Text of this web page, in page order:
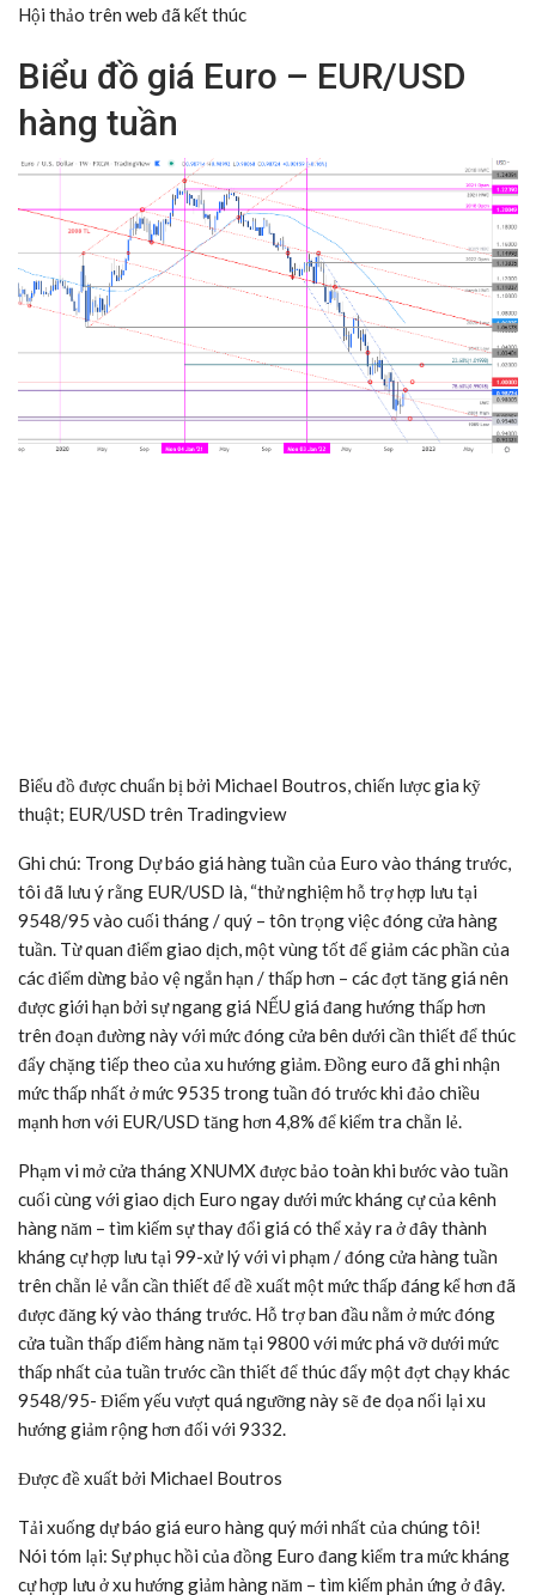
Hội thảo trên web đã kết thúc
Biểu đồ giá Euro – EUR/USD
hàng tuần
Biểu đồ được chuẩn bị bởi Michael Boutros, chiến lược gia kỹ
thuật; EUR/USD trên Tradingview
Ghi chú: Trong Dự báo giá hàng tuần của Euro vào tháng trước,
tôi đã lưu ý rằng EUR/USD là, “thử nghiệm hỗ trợ hợp lưu tại
9548/95 vào cuối tháng / quý – tôn trọng việc đóng cửa hàng
tuần. Từ quan điểm giao dịch, một vùng tốt để giảm các phần của
các điểm dừng bảo vệ ngắn hạn / thấp hơn – các đợt tăng giá nên
được giới hạn bởi sự ngang giá NẾU giá đang hướng thấp hơn
trên đoạn đường này với mức đóng cửa bên dưới cần thiết để thúc
đẩy chặng tiếp theo của xu hướng giảm. Đồng euro đã ghi nhận
mức thấp nhất ở mức 9535 trong tuần đó trước khi đảo chiều
mạnh hơn với EUR/USD tăng hơn 4,8% để kiểm tra chẵn lẻ.
Phạm vi mở cửa tháng XNUMX được bảo toàn khi bước vào tuần
cuối cùng với giao dịch Euro ngay dưới mức kháng cự của kênh
hàng năm – tìm kiếm sự thay đổi giá có thể xảy ra ở đây thành
kháng cự hợp lưu tại 99-xử lý với vi phạm / đóng cửa hàng tuần
trên chẵn lẻ vẫn cần thiết để đề xuất một mức thấp đáng kể hơn đã
được đăng ký vào tháng trước. Hỗ trợ ban đầu nằm ở mức đóng
cửa tuần thấp điểm hàng năm tại 9800 với mức phá vỡ dưới mức
thấp nhất của tuần trước cần thiết để thúc đẩy một đợt chạy khác
9548/95- Điểm yếu vượt quá ngưỡng này sẽ đe dọa nối lại xu
hướng giảm rộng hơn đối với 9332.
Được đề xuất bởi Michael Boutros
Tải xuống dự báo giá euro hàng quý mới nhất của chúng tôi!
Nói tóm lại: Sự phục hồi của đồng Euro đang kiểm tra mức kháng
cự hợp lưu ở xu hướng giảm hàng năm – tìm kiếm phản ứng ở đây.